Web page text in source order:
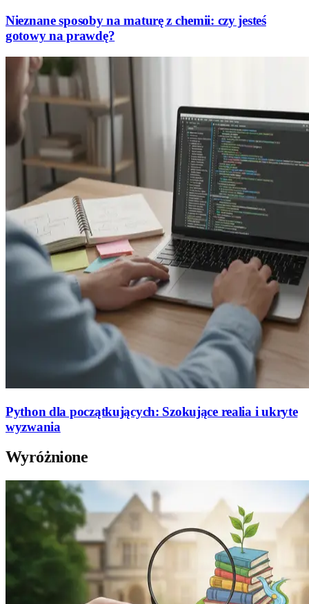
Nieznane sposoby na maturę z chemii: czy jesteś
gotowy na prawdę?
Python dla początkujących: Szokujące realia i ukryte
wyzwania
Wyróżnione